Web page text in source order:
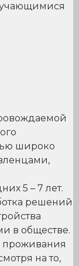
широко
5 – 7 лет.
решений
в обществе.
проживания
на то,